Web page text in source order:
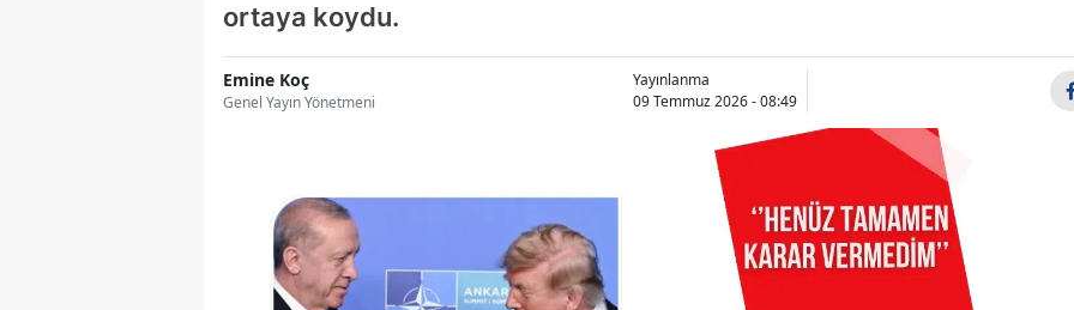
Bilecik
ortaya koydu.
Emine Koç
Genel Yayın Yönetmeni
Yayınlanma
09 Temmuz 2026 - 08:49